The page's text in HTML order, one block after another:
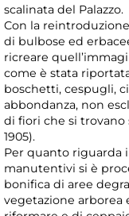
scalinata del Palazzo.
Con la
di bulbose ed
ricreare
come è stata
boschetti, cespugli,
abbondanza, non
di fiori che si trovano
1905).
Per quanto riguarda
manutentivi si è
bonifica di aree
vegetazione arborea